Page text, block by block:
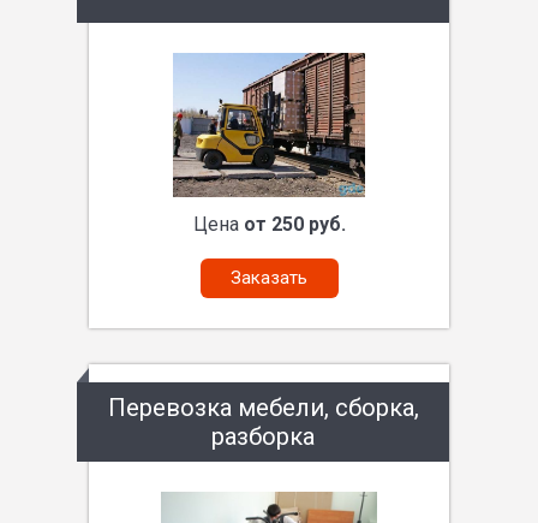
Цена от 250 руб.
Заказать
Перевозка мебели, сборка,
разборка